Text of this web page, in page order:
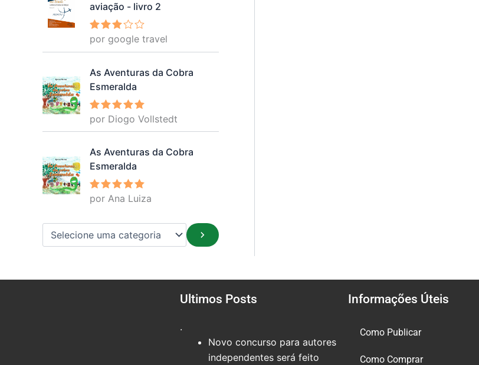
aviação - livro 2
Avalia
ção 3
por google travel
As Aventuras da Cobra
Esmeralda
Avaliação
5
por Diogo Vollstedt
As Aventuras da Cobra
Esmeralda
Avaliação
5
por Ana Luiza
Ultimos Posts
.
Novo concurso para autores
independentes será feito
Informações Úteis
Como Publicar
Como Comprar